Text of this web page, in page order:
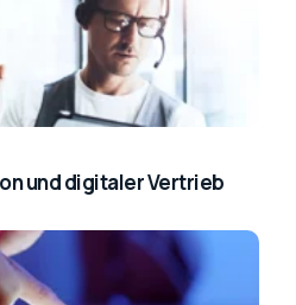
und digitaler Vertrieb